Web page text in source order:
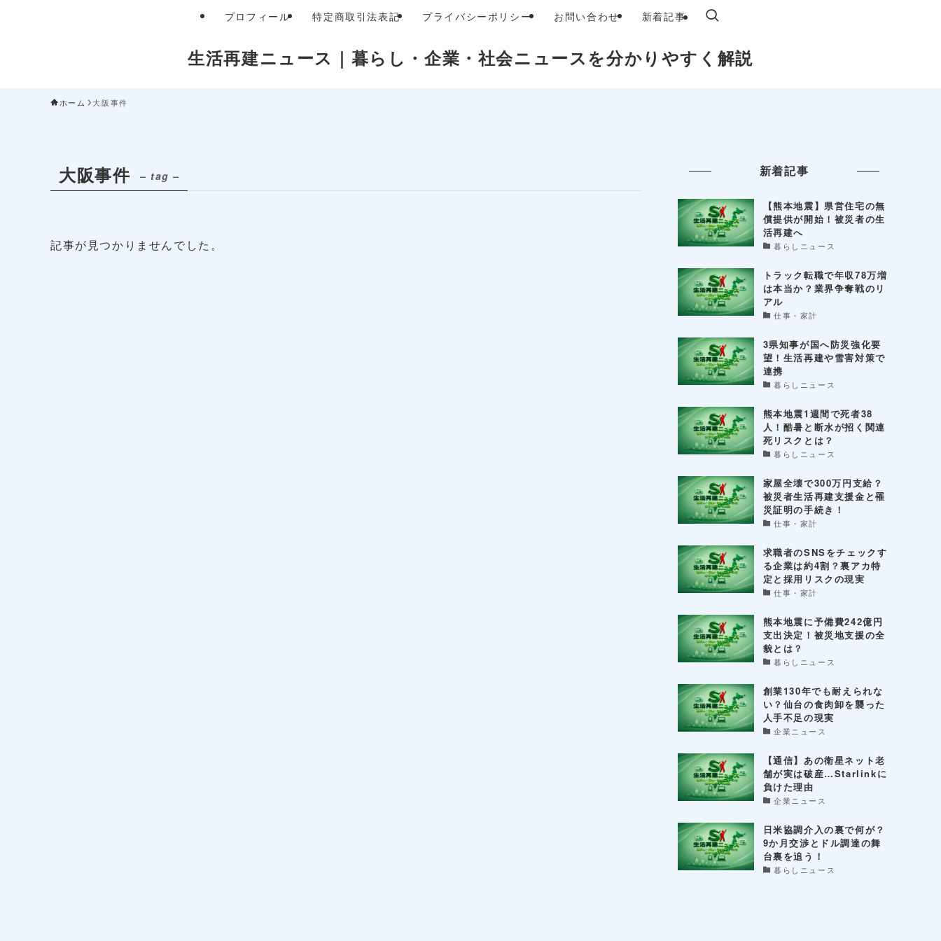
生活再建ニュース｜暮らし・企業・社会ニュースを分かりやすく解説
プロフィール 特定商取引法表記 プライバシーポリシー お問い合わせ 新着記事
ホーム 大阪事件
大阪事件 – tag –
記事が見つかりませんでした。
新着記事
【熊本地震】県営住宅の無
償提供が開始！被災者の生
活再建へ
暮らしニュース
トラック転職で年収78万増
は本当か？業界争奪戦のリ
アル
仕事・家計
3県知事が国へ防災強化要
望！生活再建や雪害対策で
連携
暮らしニュース
熊本地震1週間で死者38
人！酷暑と断水が招く関連
死リスクとは？
暮らしニュース
家屋全壊で300万円支給？
被災者生活再建支援金と罹
災証明の手続き！
仕事・家計
求職者のSNSをチェックす
る企業は約4割？裏アカ特
定と採用リスクの現実
仕事・家計
熊本地震に予備費242億円
支出決定！被災地支援の全
貌とは？
暮らしニュース
創業130年でも耐えられな
い？仙台の食肉卸を襲った
人手不足の現実
企業ニュース
【通信】あの衛星ネット老
舗が実は破産…Starlinkに
負けた理由
企業ニュース
日米協調介入の裏で何が？
9か月交渉とドル調達の舞
台裏を追う！
暮らしニュース